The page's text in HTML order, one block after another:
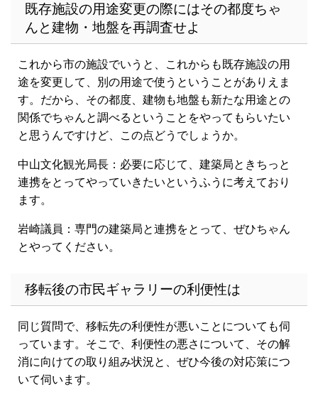
既存施設の用途変更の際にはその都度ちゃ
んと建物・地盤を再調査せよ
これから市の施設でいうと、これからも既存施設の用
途を変更して、別の用途で使うということがありえま
す。だから、その都度、建物も地盤も新たな用途との
関係でちゃんと調べるということをやってもらいたい
と思うんですけど、この点どうでしょうか。
中山文化観光局長：必要に応じて、建築局ときちっと
連携をとってやっていきたいというふうに考えており
ます。
岩崎議員：専門の建築局と連携をとって、ぜひちゃん
とやってください。
移転後の市民ギャラリーの利便性は
同じ質問で、移転先の利便性が悪いことについても伺
っています。そこで、利便性の悪さについて、その解
消に向けての取り組み状況と、ぜひ今後の対応策につ
いて伺います。